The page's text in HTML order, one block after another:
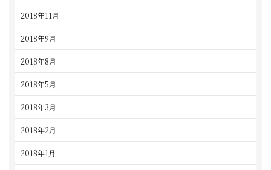
2018年11月
2018年9月
2018年8月
2018年5月
2018年3月
2018年2月
2018年1月